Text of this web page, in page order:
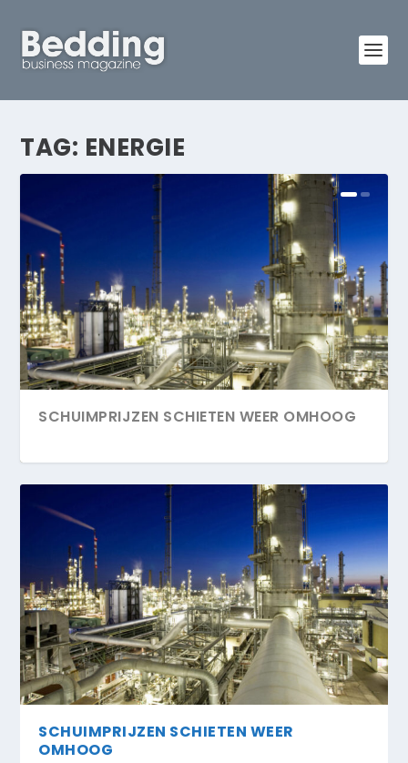
TAG: ENERGIE
SCHUIMPRIJZEN SCHIETEN WEER OMHOOG
EERSTE FOSSIELVRIJE LEDIKANTJE TER
WERELD
SCHUIMPRIJZEN SCHIETEN WEER
OMHOOG